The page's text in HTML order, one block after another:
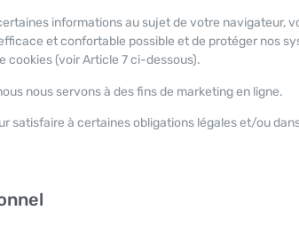
informations au sujet de votre navigateur,
et confortable possible et de protéger nos
cookies (voir Article 7 ci-dessous).
nous servons à des fins de marketing en ligne.
satisfaire à certaines obligations légales et/ou